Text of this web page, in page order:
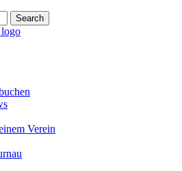
Verein